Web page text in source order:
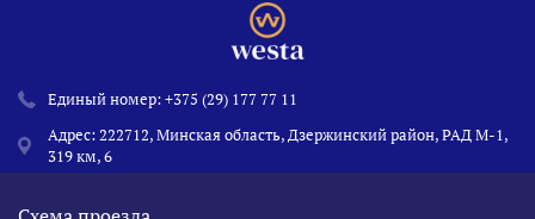
Единый номер:+375 (29) 177 77 11
Адрес: 222712, Минская область, Дзержинский район, РАД М-1,
319 км, 6